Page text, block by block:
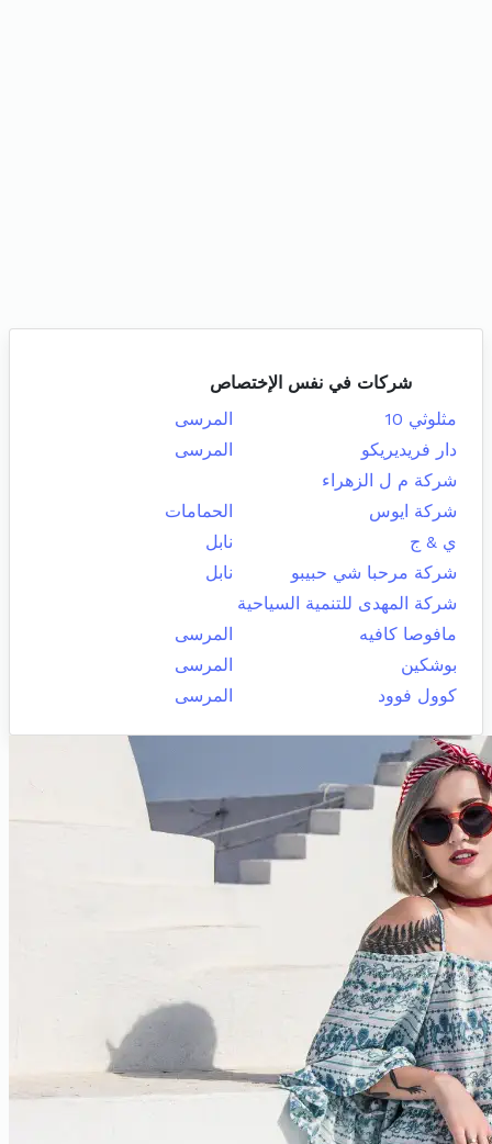
شركات في نفس الإختصاص
مثلوثي 10
المرسى
دار فريديريكو
المرسى
شركة م ل الزهراء
شركة ايوس
الحمامات
ي & ج
نابل
شركة مرحبا شي حبيبو
نابل
شركة المهدى للتنمية السياحية
مافوصا كافيه
المرسى
بوشكين
المرسى
كوول فوود
المرسى